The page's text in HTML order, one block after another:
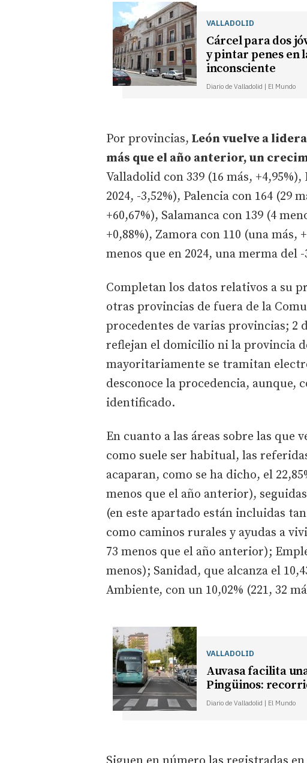
VALLADOLID
Cárcel para dos
y pintar penes en
inconsciente
Diario de Valladolid | El Mundo
Por provincias, León vuelve a
más que el año anterior, un
Valladolid con 339 (16 más,
2024, -3,52%), Palencia con 164 (29
+60,67%), Salamanca con 139 (4
+0,88%), Zamora con 110 (una
menos que en 2024, una merma del -
Completan los datos relativos a su
otras provincias de fuera de la
procedentes de varias provincias; 2
reflejan el domicilio ni la provincia
mayoritariamente se tramitan
desconoce la procedencia, aunque,
identificado.
En cuanto a las áreas sobre las que
como suele ser habitual, las
acaparan, como se ha dicho, el
menos que el año anterior),
(en este apartado están incluidas
como caminos rurales y ayudas a
73 menos que el año anterior);
menos); Sanidad, que alcanza el
Ambiente, con un 10,02% (221, 32
VALLADOLID
Auvasa facilita
Pingüinos:
Diario de Valladolid | El Mundo